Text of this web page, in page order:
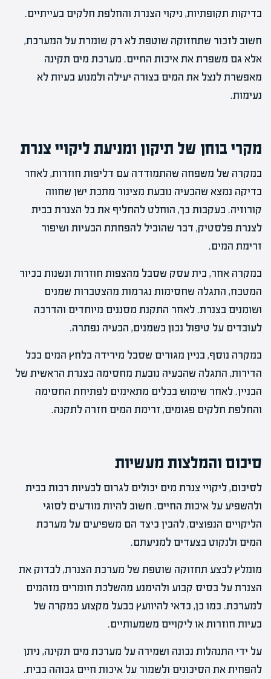
בדיקות תקופתיות, ניקוי הצנרת והחלפת חלקים בעייתיים.
חשוב לזכור שתחזוקה שוטפת לא רק שומרת על המערכת,
אלא גם משפרת את איכות החיים. מערכת מים תקינה
מאפשרת לנצל את המים בצורה יעילה ולמנוע בעיות לא
נעימות.
מקרי בוחן של תיקון ומניעת ליקויי צנרת
במקרה של משפחה שהתמודדה עם דליפות חוזרות, לאחר
בדיקה נמצא שהבעיה נובעת מצינור מתכת ישן שחווה
קורוזיה. בעקבות כך, הוחלט להחליף את כל הצנרת בבית
לצנרת פלסטיק, דבר שהוביל להפחתת הבעיות ושיפור
זרימת המים.
במקרה אחר, בית עסק שסבל מהצפות חוזרות ונשנות בכיור
המטבח, התגלה שחסימות נגרמות מהצטברות שמנים
ושומנים בצנרת. לאחר התקנת מסננים מיוחדים והדרכה
לעובדים על טיפול נכון בשמנים, הבעיה נפתרה.
במקרה נוסף, בניין מגורים שסבל מירידה בלחץ המים בכל
הדירות, התגלה שהבעיה נובעת מחסימה בצנרת הראשית של
הבניין. לאחר שימוש בכלים מתאימים לפתיחת החסימה
והחלפת חלקים פגומים, זרימת המים חזרה לתקנה.
סיכום והמלצות מעשיות
לסיכום, ליקויי צנרת מים יכולים לגרום לבעיות רבות בבית
ולהשפיע על איכות החיים. חשוב להיות מודעים לסוגי
הליקויים הנפוצים, להבין כיצד הם משפיעים על מערכת
המים ולנקוט בצעדים למניעתם.
מומלץ לבצע תחזוקה שוטפת של מערכת הצנרת, לבדוק את
הצנרת על בסיס קבוע ולהימנע מהשלכת חומרים מזהמים
למערכת. כמו כן, כדאי להיוועץ בבעל מקצוע במקרה של
בעיות חוזרות או ליקויים משמעותיים.
על ידי התנהלות נכונה ושמירה על מערכת מים תקינה, ניתן
להפחית את הסיכונים ולשמור על איכות חיים גבוהה בבית.